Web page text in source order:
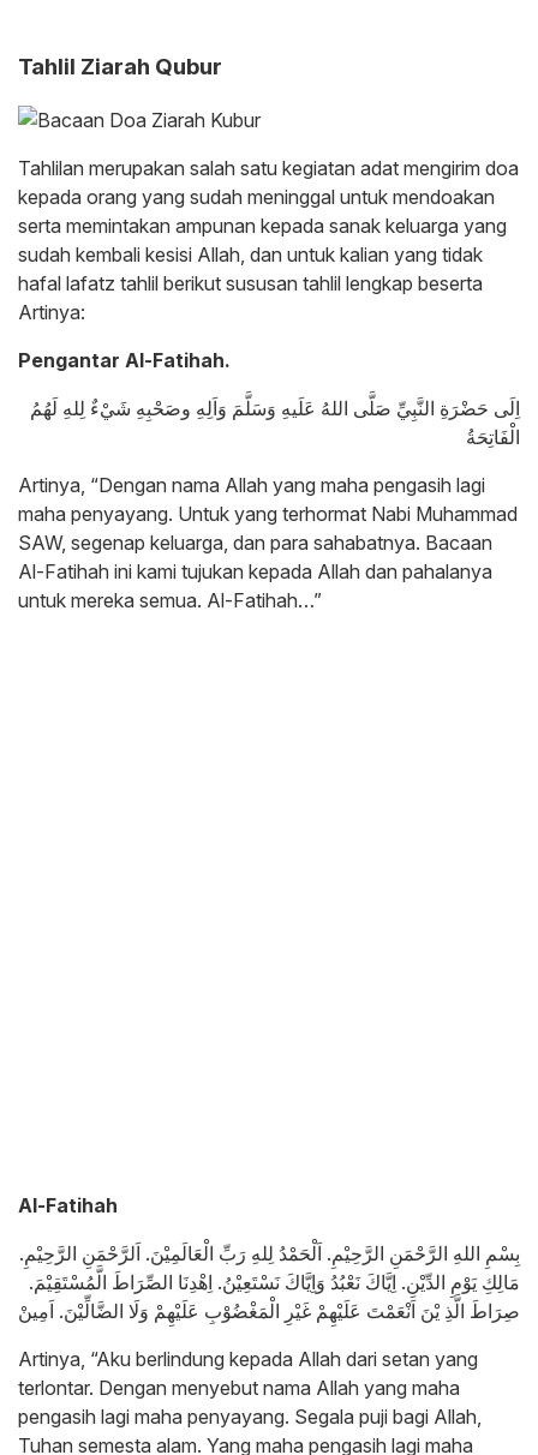
Tahlil Ziarah Qubur
Tahlilan merupakan salah satu kegiatan adat mengirim doa
kepada orang yang sudah meninggal untuk mendoakan
serta memintakan ampunan kepada sanak keluarga yang
sudah kembali kesisi Allah, dan untuk kalian yang tidak
hafal lafatz tahlil berikut sususan tahlil lengkap beserta
Artinya:
Pengantar Al-Fatihah.
اِلَى حَضْرَةِ النَّبِيِّ صَلَّى اللهُ عَلَيهِ وَسَلَّمَ وَاَلِهِ وصَحْبِهِ شَيْءٌ لِلهِ لَهُمُ
الْفَاتِحَةُ
Artinya, “Dengan nama Allah yang maha pengasih lagi
maha penyayang. Untuk yang terhormat Nabi Muhammad
SAW, segenap keluarga, dan para sahabatnya. Bacaan
Al-Fatihah ini kami tujukan kepada Allah dan pahalanya
untuk mereka semua. Al-Fatihah…”
Al-Fatihah
بِسْمِ اللهِ الرَّحْمَنِ الرَّحِيْمِ. اَلْحَمْدُ لِلهِ رَبِّ الْعَالَمِيْنَ. اَلرَّحْمَنِ الرَّحِيْمِ.
مَالِكِ يَوْمِ الدِّيْنِ. اِيَّاكَ نَعْبُدُ وَاِيَّاكَ نَسْتَعِيْنُ. اِهْدِنَا الصِّرَاطَ الَّمُسْتَقِيْمَ.
صِرَاطَ الَّذِ يْنَ اَنْعَمْتَ عَلَيْهِمْ غَيْرِ الْمَغْضُوْبِ عَلَيْهِمْ وَلَا الضَّالِّيْنَ. اَمِينْ
Artinya, “Aku berlindung kepada Allah dari setan yang
terlontar. Dengan menyebut nama Allah yang maha
pengasih lagi maha penyayang. Segala puji bagi Allah,
Tuhan semesta alam. Yang maha pengasih lagi maha